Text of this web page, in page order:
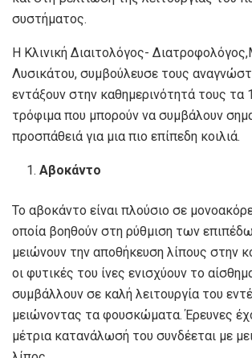
συστήματος.
Η Κλινική Διαιτολόγος-
Λυσικάτου, συμβούλευσε τους
εντάξουν στην καθημερινότητά τους
τρόφιμα που μπορούν να συμβάλουν
προσπάθειά για μια πιο επίπεδη κοιλιά.
Αβοκάντο
Το αβοκάντο είναι πλούσιο σε
οποία βοηθούν στη ρύθμιση των
μειώνουν την αποθήκευση λίπους στην
οι φυτικές του ίνες ενισχύουν το
συμβάλλουν σε καλή λειτουργία του
μειώνοντας τα φουσκώματα. Έρευνες
μέτρια κατανάλωσή του συνδέεται με